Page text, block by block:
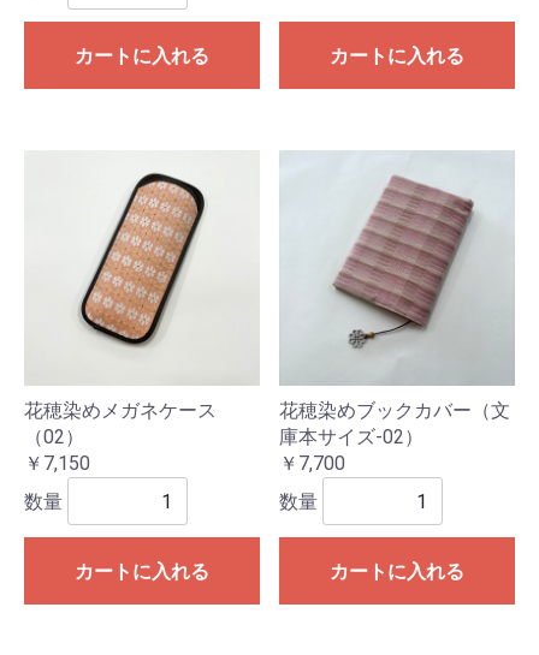
カートに入れる カートに入れる
花穂染めメガネケース
（02）
￥7,150
数量
カートに入れる
花穂染めブックカバー（文
庫本サイズ-02）
￥7,700
数量
カートに入れる